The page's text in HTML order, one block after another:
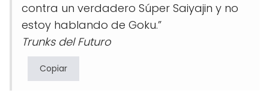
contra un verdadero Súper Saiyajin y no
estoy hablando de Goku.”
Trunks del Futuro
Copiar